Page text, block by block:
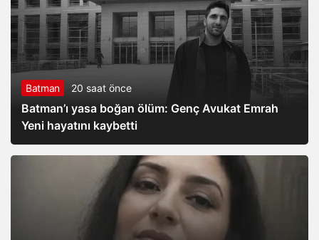
Batman 20 saat önce
Batman’ı yasa boğan ölüm: Genç Avukat Emrah
Yeni hayatını kaybetti